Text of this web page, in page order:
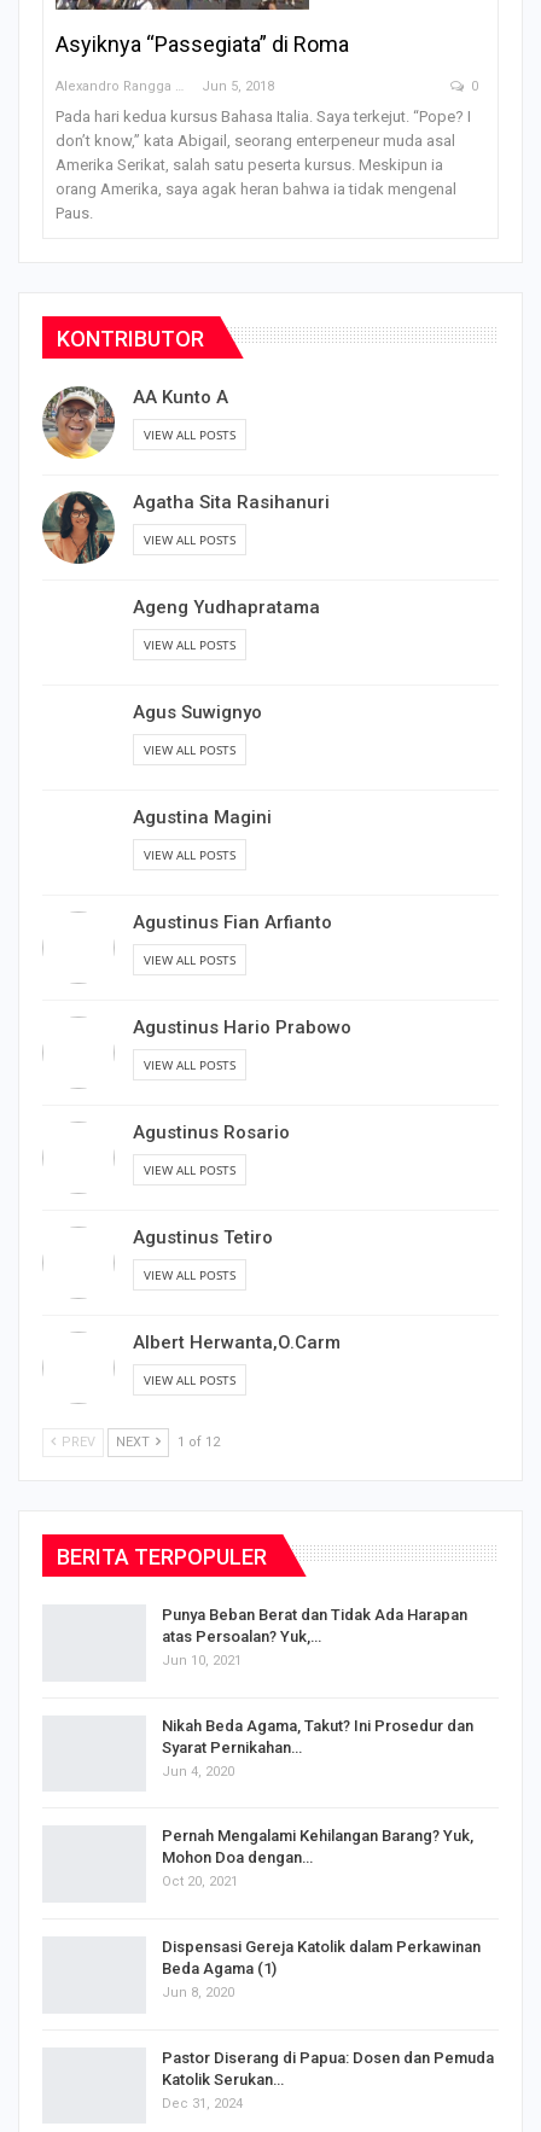
Asyiknya “Passegiata” di Roma
Alexandro Rangga OFM Jun 5, 2018 0
Pada hari kedua kursus Bahasa Italia. Saya terkejut. “Pope? I
don’t know,” kata Abigail, seorang enterpeneur muda asal
Amerika Serikat, salah satu peserta kursus. Meskipun ia
orang Amerika, saya agak heran bahwa ia tidak mengenal
Paus.
KONTRIBUTOR
AA Kunto A
VIEW ALL POSTS
Agatha Sita Rasihanuri
VIEW ALL POSTS
Ageng Yudhapratama
VIEW ALL POSTS
Agus Suwignyo
VIEW ALL POSTS
Agustina Magini
VIEW ALL POSTS
Agustinus Fian Arfianto
VIEW ALL POSTS
Agustinus Hario Prabowo
VIEW ALL POSTS
Agustinus Rosario
VIEW ALL POSTS
Agustinus Tetiro
VIEW ALL POSTS
Albert Herwanta,O.Carm
VIEW ALL POSTS
PREV NEXT 1 of 12
BERITA TERPOPULER
Punya Beban Berat dan Tidak Ada Harapan
atas Persoalan? Yuk,…
Jun 10, 2021
Nikah Beda Agama, Takut? Ini Prosedur dan
Syarat Pernikahan…
Jun 4, 2020
Pernah Mengalami Kehilangan Barang? Yuk,
Mohon Doa dengan…
Oct 20, 2021
Dispensasi Gereja Katolik dalam Perkawinan
Beda Agama (1)
Jun 8, 2020
Pastor Diserang di Papua: Dosen dan Pemuda
Katolik Serukan…
Dec 31, 2024